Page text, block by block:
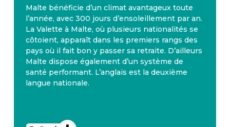
Malte bénéficie d’un climat avantageux toute
l’année, avec 300 jours d’ensoleillement par an.
La Valette à Malte, où plusieurs nationalités se
côtoient, apparaît dans les premiers rangs des
pays où il fait bon y passer sa retraite. D’ailleurs
Malte dispose également d’un système de
santé performant. L’anglais est la deuxième
langue nationale.